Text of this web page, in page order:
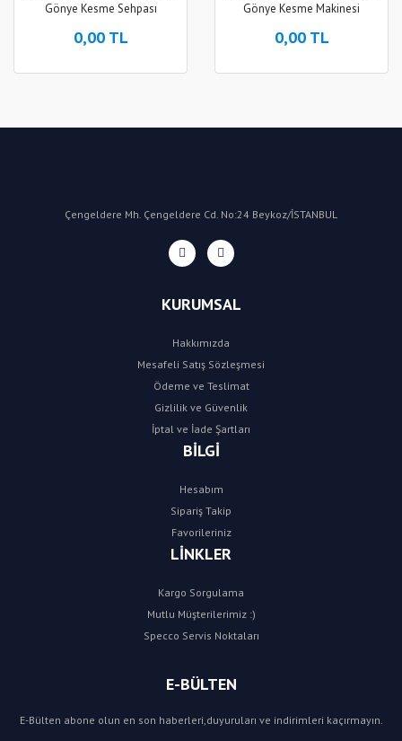
Gönye Kesme Sehpası
0,00 TL
Gönye Kesme Makinesi
0,00 TL
Çengeldere Mh. Çengeldere Cd. No:24 Beykoz/İSTANBUL
KURUMSAL
Hakkımızda
Mesafeli Satış Sözleşmesi
Ödeme ve Teslimat
Gizlilik ve Güvenlik
İptal ve İade Şartları
BİLGİ
Hesabım
Sipariş Takip
Favorileriniz
LİNKLER
Kargo Sorgulama
Mutlu Müşterilerimiz :)
Specco Servis Noktaları
E-BÜLTEN
E-Bülten abone olun en son haberleri,duyuruları ve indirimleri kaçırmayın.